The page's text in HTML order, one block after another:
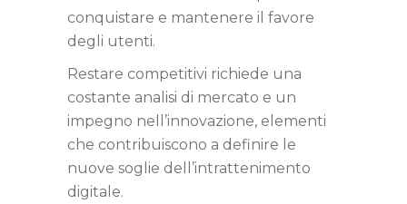
conquistare e mantenere il favore
degli utenti.
Restare competitivi richiede una
costante analisi di mercato e un
impegno nell’innovazione, elementi
che contribuiscono a definire le
nuove soglie dell’intrattenimento
digitale.